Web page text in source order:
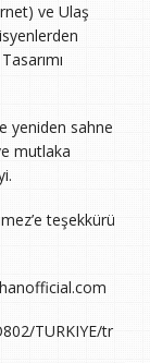
ve Ulaş
yeniden sahne
mutlaka
teşekkürü
TURKIYE/tr